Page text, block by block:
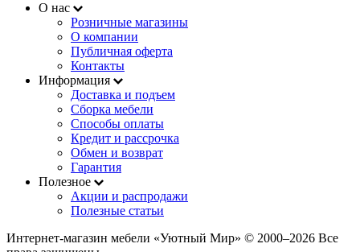
О нас
Розничные магазины
О компании
Публичная оферта
Контакты
Информация
Доставка и подъем
Сборка мебели
Способы оплаты
Кредит и рассрочка
Обмен и возврат
Гарантия
Полезное
Акции и распродажи
Полезные статьи
Интернет-магазин мебели «Уютный Мир» © 2000‒2026 Все